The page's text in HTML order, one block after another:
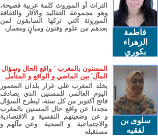
فاطمة
الزهراء
بكوري
التراث أو الموروث كلمة عربية فصيحة،
وهو مجموعة التقاليد والآثار والثقافة
الموروثة التي تركها السابقون لمن
بعدهم من علوم وفنون ومبانٍ ومعمار،
سلوى بن
لفقيه
المسنون بالمغرب ' واقع الحال وسؤال
المآل' بين الماضي و الواقع و المتأمل
يخلد المغرب على غرار بلدان المعمور
اليوم العالمي للمسنين الذي يصادف
فاتح أكتوبر من كل سنة، ليطرح السؤال
مجددا عن واقع حال المسنين بالمغرب
و عن وضعيتهم النفسية و الاقتصادية
والاجتماعية و الصحية وعن مآلهم و
مستقبله